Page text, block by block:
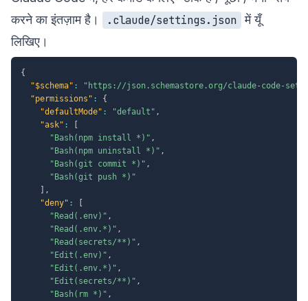
करने का इंतज़ाम है।
.claude/settings.json में यूँ
लिखिए।
{
"$schema" :
"https://json.schemastore.org/claude-code-
"permissions" :
{
"defaultMode" : "default" ,
"ask" :
"Bash(npm install *)" ,
"Bash(npm uninstall *)" ,
"Bash(git commit *)" ,
"Bash(git push *)"
,
"deny" :
"Read(.env)" ,
"Read(.env.*)" ,
"Read(secrets/**)" ,
"Edit(.env)" ,
"Edit(.env.*)" ,
"Edit(secrets/**)" ,
"Bash(rm *)" ,